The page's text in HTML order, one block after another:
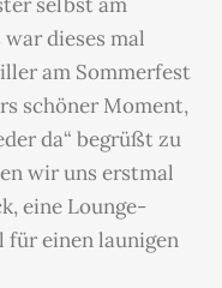
dieses mal
am Sommerfest
schöner Moment,
da“ begrüßt zu
wir uns erstmal
eine Lounge-
für einen launigen